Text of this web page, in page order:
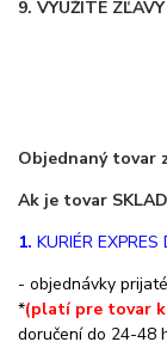
9. VYUŽITE
Objednaný tovar
Ak je tovar
1. KURIÉR EXPRES
- objednávky
*(platí pre tovar
doručení do 24-48